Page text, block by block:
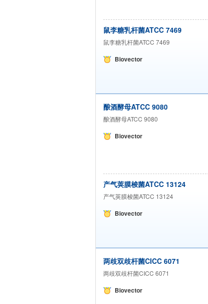
鼠李糖乳杆菌ATCC 7469
鼠李糖乳杆菌ATCC 7469
Biovector
酿酒酵母ATCC 9080
酿酒酵母ATCC 9080
Biovector
产气荚膜梭菌ATCC 13124
产气荚膜梭菌ATCC 13124
Biovector
两歧双歧杆菌CICC 6071
两歧双歧杆菌CICC 6071
Biovector